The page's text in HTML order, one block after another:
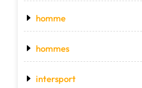
homme
hommes
intersport